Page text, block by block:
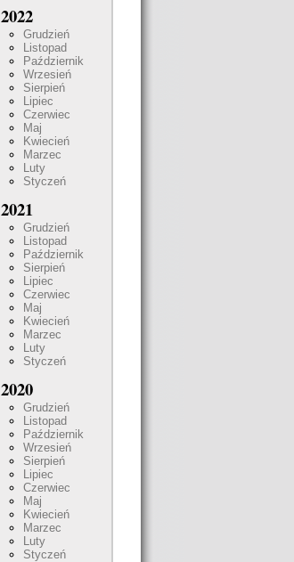
2022
Grudzień
Listopad
Październik
Wrzesień
Sierpień
Lipiec
Czerwiec
Maj
Kwiecień
Marzec
Luty
Styczeń
2021
Grudzień
Listopad
Październik
Sierpień
Lipiec
Czerwiec
Maj
Kwiecień
Marzec
Luty
Styczeń
2020
Grudzień
Listopad
Październik
Wrzesień
Sierpień
Lipiec
Czerwiec
Maj
Kwiecień
Marzec
Luty
Styczeń